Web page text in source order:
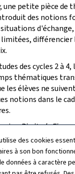
des cookies
à son bon
données à caractère
, une petite pièce de
des notions
différencier
des cycles 2 à
thématiques
les élèves ne
notions dans le
Piwitsch-
l'argent au
rentrée 2027/2028
de mini-vidéos,
ou à la maison.